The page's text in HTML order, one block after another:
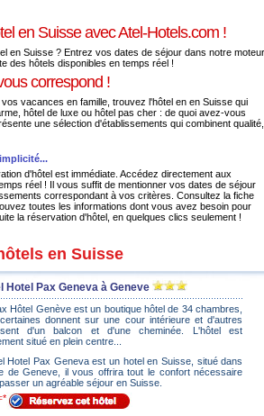
en Suisse avec Atel-Hotels.com !
en Suisse ? Entrez vos dates de séjour dans notre moteur
des hôtels disponibles en temps réel !
correspond !
vacances en famille, trouvez l'hôtel en en Suisse qui
hôtel de luxe ou hôtel pas cher : de quoi avez-vous
une sélection d'établissements qui combinent qualité,
d'hôtel est immédiate. Accédez directement aux
réel ! Il vous suffit de mentionner vos dates de séjour
correspondant à vos critères. Consultez la fiche
toutes les informations dont vous avez besoin pour
la réservation d'hôtel, en quelques clics seulement !
en Suisse
Hotel Pax Geneva à Geneve
Hôtel Genève est un boutique hôtel de 34 chambres,
donnent sur une cour intérieure et d'autres
d'un balcon et d'une cheminée. L'hôtel est
situé en plein centre...
Hotel Pax Geneva est un hotel en Suisse, situé dans
de Geneve, il vous offrira tout le confort nécessaire
un agréable séjour en Suisse.
*